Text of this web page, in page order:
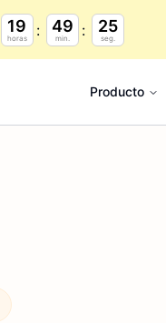
19
horas
49
min.
23
seg.
Producto